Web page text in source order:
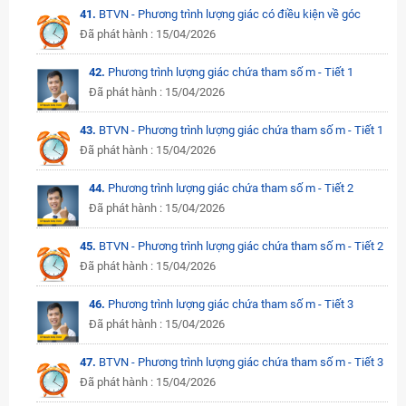
41. BTVN - Phương trình lượng giác có điều kiện về góc
Đã phát hành : 15/04/2026
42. Phương trình lượng giác chứa tham số m - Tiết 1
Đã phát hành : 15/04/2026
43. BTVN - Phương trình lượng giác chứa tham số m - Tiết 1
Đã phát hành : 15/04/2026
44. Phương trình lượng giác chứa tham số m - Tiết 2
Đã phát hành : 15/04/2026
45. BTVN - Phương trình lượng giác chứa tham số m - Tiết 2
Đã phát hành : 15/04/2026
46. Phương trình lượng giác chứa tham số m - Tiết 3
Đã phát hành : 15/04/2026
47. BTVN - Phương trình lượng giác chứa tham số m - Tiết 3
Đã phát hành : 15/04/2026